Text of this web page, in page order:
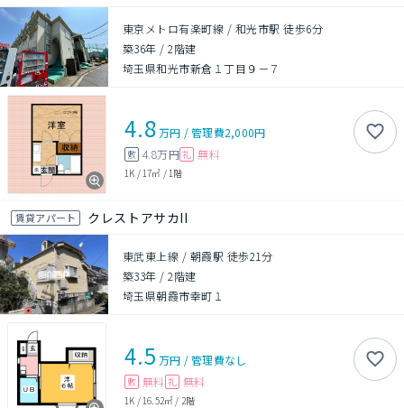
東京メトロ有楽町線 / 和光市駅 徒歩6分
築36年 /2階建
埼玉県和光市新倉１丁目９－７
4.8万円 /管理費2,000円
敷 4.8万円 礼 無料
1K / 17㎡ / 1階
賃貸アパート クレストアサカII
東武東上線 / 朝霞駅 徒歩21分
築33年 /2階建
埼玉県朝霞市幸町１
4.5 万円 /管理費なし
敷 無料 礼 無料
1K / 16.52㎡ / 2階